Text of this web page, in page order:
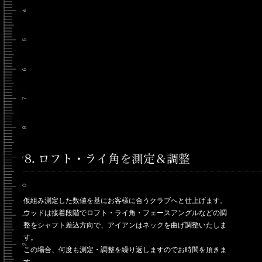
仮組み測定した数値を基にお客様に合うクラブへと仕上げます。
ウッドは接着段階でロフト・ライ角・フェースアングルなどの調
整をシャフト差込方向で、アイアンはネックを曲げ調整いたしま
す。
この場合、何度も測定・調整を繰り返しますのでお時間を頂きま